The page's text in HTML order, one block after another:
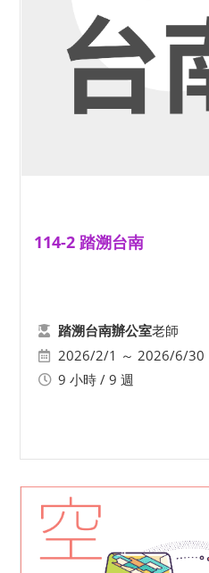
114-2 踏溯台南
踏溯台南辦公室老師
2026/2/1 ～ 2026/6/30
9 小時 / 9 週